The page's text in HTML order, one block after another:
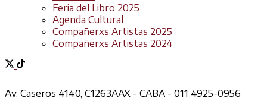
Feria del Libro 2025
Agenda Cultural
Compañerxs Artistas 2025
Compañerxs Artistas 2024
Av. Caseros 4140, C1263AAX - CABA - 011 4925-0956